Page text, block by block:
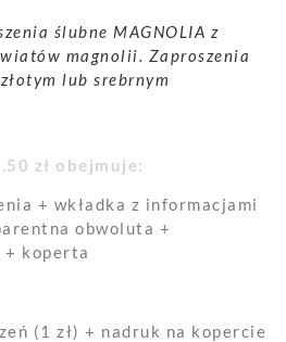
ślubne MAGNOLIA z
magnolii. Zaproszenia
lub srebrnym
zł obejmuje:
+ wkładka z informacjami
obwoluta +
+ koperta
(1 zł) + nadruk na kopercie